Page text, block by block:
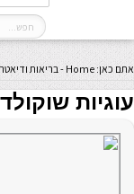
אתם כאן: Home
-בריאות ודיאטה
עוגיות